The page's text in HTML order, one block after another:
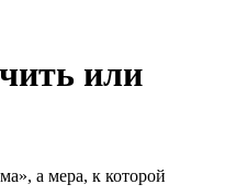
или
а мера, к которой